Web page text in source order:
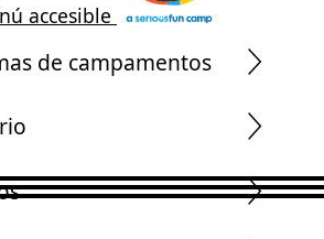
accesible
de campamentos